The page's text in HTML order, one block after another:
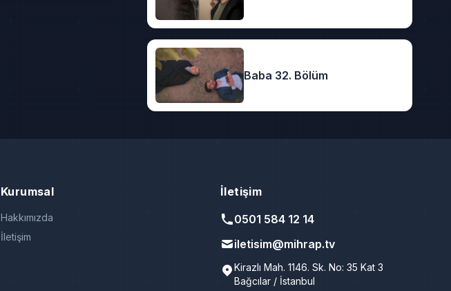
Baba 32. Bölüm
Kurumsal
Hakkımızda
İletişim
İletişim
0501 584 12 14
iletisim@mihrap.tv
Kirazlı Mah. 1146. Sk. No: 35 Kat 3
Bağcılar / İstanbul